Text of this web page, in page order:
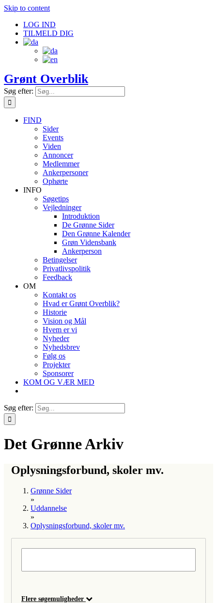
Skip to content
LOG IND
TILMELD DIG
Grønt Overblik
Søg efter:
FIND
Sider
Events
Viden
Annoncer
Medlemmer
Ankerpersoner
Ophørte
INFO
Søgetips
Vejledninger
Introduktion
De Grønne Sider
Den Grønne Kalender
Grøn Vidensbank
Ankerperson
Betingelser
Privatlivspolitik
Feedback
OM
Kontakt os
Hvad er Grønt Overblik?
Historie
Vision og Mål
Hvem er vi
Nyheder
Nyhedsbrev
Følg os
Projekter
Sponsorer
KOM OG VÆR MED
Søg efter:
Det Grønne Arkiv
Oplysningsforbund, skoler mv.
Grønne Sider
»
Uddannelse
»
Oplysningsforbund, skoler mv.
Flere søgemuligheder